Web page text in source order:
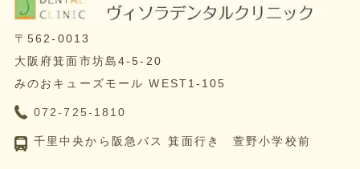
〒562-0013
大阪府箕面市坊島4-5-20
みのおキューズモール WEST1-105
072-725-1810
千里中央から阪急バス 箕面行き 萱野小学校前